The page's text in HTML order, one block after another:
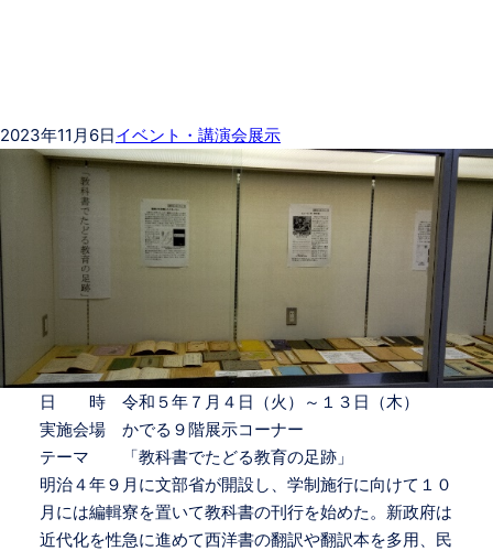
2023年11月6日イベント・講演会展示
日 時 令和５年７月４日（火）～１３日（木）
実施会場 かでる９階展示コーナー
テーマ 「教科書でたどる教育の足跡」
明治４年９月に文部省が開設し、学制施行に向けて１０
月には編輯寮を置いて教科書の刊行を始めた。新政府は
近代化を性急に進めて西洋書の翻訳や翻訳本を多用、民